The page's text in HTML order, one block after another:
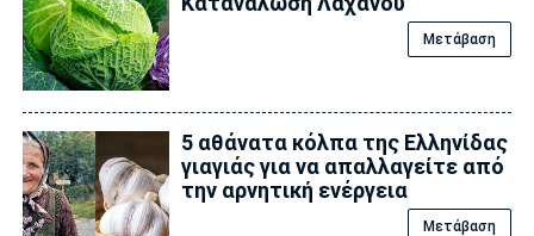
Μετάβαση
5 αθάνατα κόλπα της Ελληνίδας
γιαγιάς για να απαλλαγείτε από
την αρνητική ενέργεια
Μετάβαση